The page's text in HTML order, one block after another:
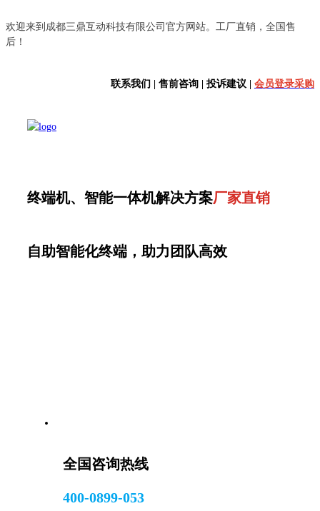
欢迎来到成都三鼎互动科技有限公司官方网站。工厂直销，全国售
后！
联系我们 | 售前咨询 | 投诉建议 | 会员登录采购
终端机、智能一体机解决方案厂家直销
自助智能化终端，助力团队高效
全国咨询热线
400-0899-053